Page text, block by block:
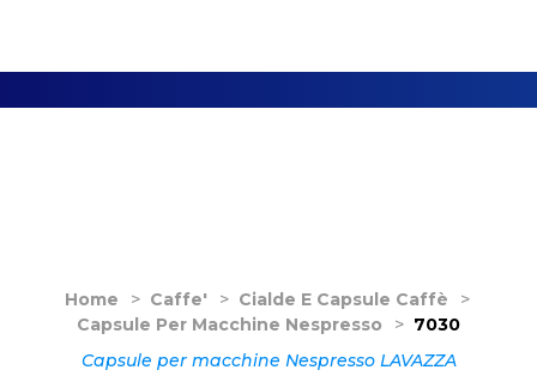
Home > Caffe' > Cialde E Capsule Caffè
>
Capsule Per Macchine Nespresso
> 7030
Capsule per macchine Nespresso LAVAZZA